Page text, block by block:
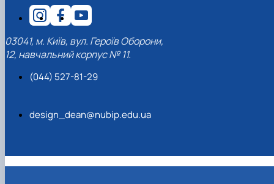
03041, м. Київ, вул. Героїв Оборони,
12, навчальний корпус № 11.
(044) 527-81-29
design_dean@nubip.edu.ua